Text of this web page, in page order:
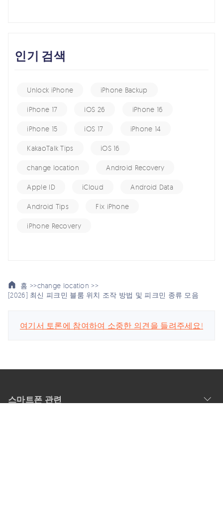
인기 검색
Unlock iPhone iPhone Backup
iPhone 17 iOS 26 iPhone 16
iPhone 15 iOS 17 iPhone 14
KakaoTalk Tips iOS 16
change location Android Recovery
Apple ID iCloud Android Data
Android Tips Fix iPhone
iPhone Recovery
홈 >>change location >>
[2026] 최신 피크민 블룸 위치 조작 방법 및 피크민 종류 모음
여기서 토론에 참여하여 소중한 의견을 들려주세요!
스마트폰 관련